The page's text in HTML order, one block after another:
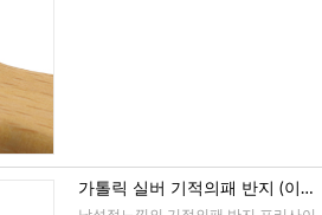
가톨릭 실버 기적의패 반지 (이태
리 )